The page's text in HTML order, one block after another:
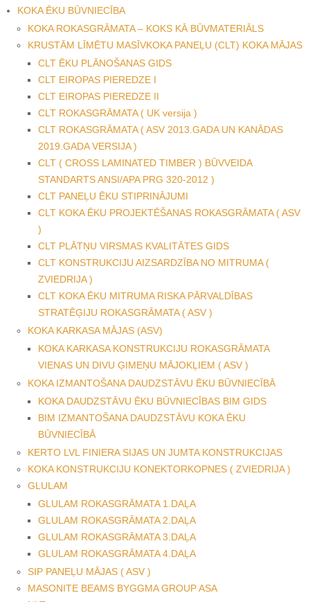
KOKA ĒKU BŪVNIECĪBA
KOKA ROKASGRĀMATA – KOKS KĀ BŪVMATERIĀLS
KRUSTĀM LĪMĒTU MASĪVKOKA PANEĻU (CLT) KOKA MĀJAS
CLT ĒKU PLĀNOŠANAS GIDS
CLT EIROPAS PIEREDZE I
CLT EIROPAS PIEREDZE II
CLT ROKASGRĀMATA ( UK versija )
CLT ROKASGRĀMATA ( ASV 2013.GADA UN KANĀDAS
2019.GADA VERSIJA )
CLT ( CROSS LAMINATED TIMBER ) BŪVVEIDA
STANDARTS ANSI/APA PRG 320-2012 )
CLT PANEĻU ĒKU STIPRINĀJUMI
CLT KOKA ĒKU PROJEKTĒŠANAS ROKASGRĀMATA ( ASV
)
CLT PLĀTŅU VIRSMAS KVALITĀTES GIDS
CLT KONSTRUKCIJU AIZSARDZĪBA NO MITRUMA (
ZVIEDRIJA )
CLT KOKA ĒKU MITRUMA RISKA PĀRVALDĪBAS
STRATĒĢIJU ROKASGRĀMATA ( ASV )
KOKA KARKASA MĀJAS (ASV)
KOKA KARKASA KONSTRUKCIJU ROKASGRĀMATA
VIENAS UN DIVU ĢIMEŅU MĀJOKĻIEM ( ASV )
KOKA IZMANTOŠANA DAUDZSTĀVU ĒKU BŪVNIECĪBĀ
KOKA DAUDZSTĀVU ĒKU BŪVNIECĪBAS BIM GIDS
BIM IZMANTOŠANA DAUDZSTĀVU KOKA ĒKU
BŪVNIECĪBĀ
KERTO LVL FINIERA SIJAS UN JUMTA KONSTRUKCIJAS
KOKA KONSTRUKCIJU KONEKTORKOPNES ( ZVIEDRIJA )
GLULAM
GLULAM ROKASGRĀMATA 1.DAĻA
GLULAM ROKASGRĀMATA 2.DAĻA
GLULAM ROKASGRĀMATA 3.DAĻA
GLULAM ROKASGRĀMATA 4.DAĻA
SIP PANEĻU MĀJAS ( ASV )
MASONITE BEAMS BYGGMA GROUP ASA